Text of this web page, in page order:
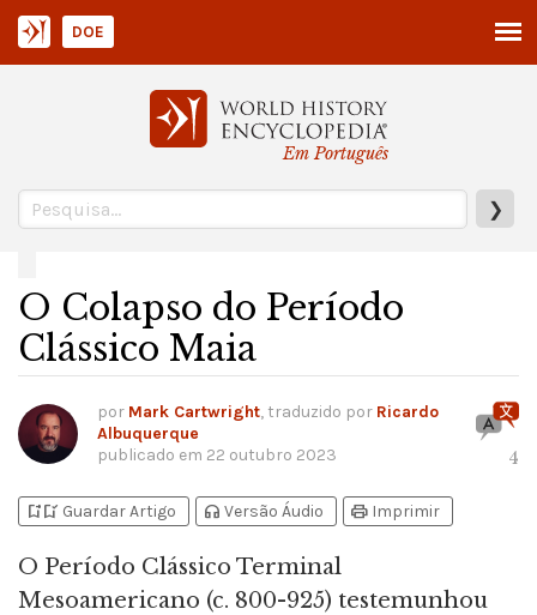
Em Português
❯
DOE
O Colapso do Período
Clássico Maia
por Mark Cartwright, traduzido por Ricardo
Albuquerque
publicado em 22 outubro 2023 4
bookmark_addbookmark_added Guardar Artigo headphones Versão Áudio print Imprimir
O Período Clássico Terminal
Mesoamericano (c. 800-925) testemunhou